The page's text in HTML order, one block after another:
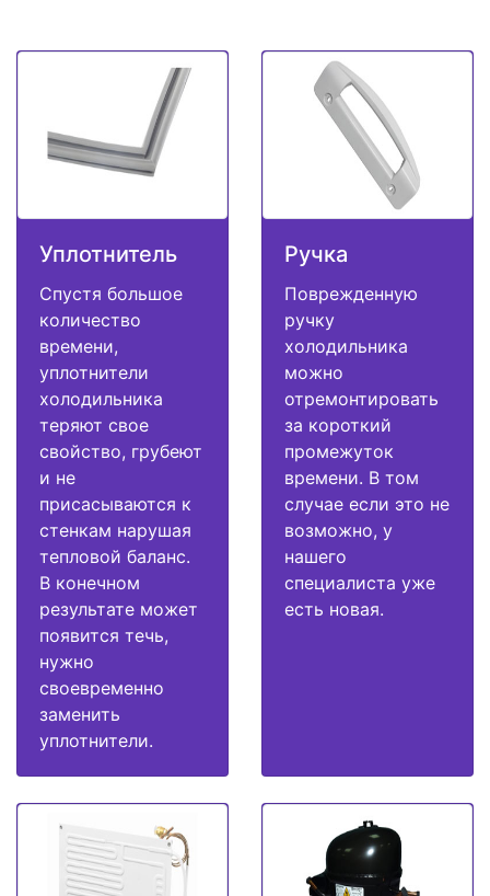
Уплотнитель
Спустя большое
количество
времени,
уплотнители
холодильника
теряют свое
свойство, грубеют
и не
присасываются к
стенкам нарушая
тепловой баланс.
В конечном
результате может
появится течь,
нужно
своевременно
заменить
уплотнители.
Ручка
Поврежденную
ручку
холодильника
можно
отремонтировать
за короткий
промежуток
времени. В том
случае если это не
возможно, у
нашего
специалиста уже
есть новая.